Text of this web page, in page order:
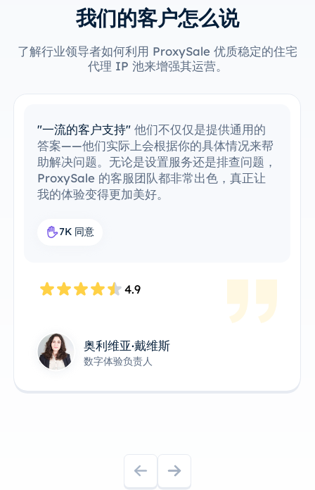
我们的客户怎么说
了解行业领导者如何利用 ProxySale 优质稳定的住宅
代理 IP 池来增强其运营。
"轻松集成现有工具"我已经轻松地将
ProxySale 集成到我的现有工作流程中。设
置过程非常简单直观，我能够毫无问题地运行
一切。ProxySale 与我现有工具的兼容性使
其变得异常方便和高效。这是我工作流中完美
James Anderson